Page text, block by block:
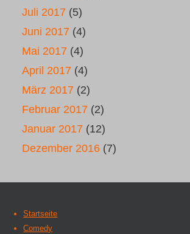
Juli 2017 (5)
Juni 2017 (4)
Mai 2017 (4)
April 2017 (4)
März 2017 (2)
Februar 2017 (2)
Januar 2017 (12)
Dezember 2016 (7)
Startseite
Comedy